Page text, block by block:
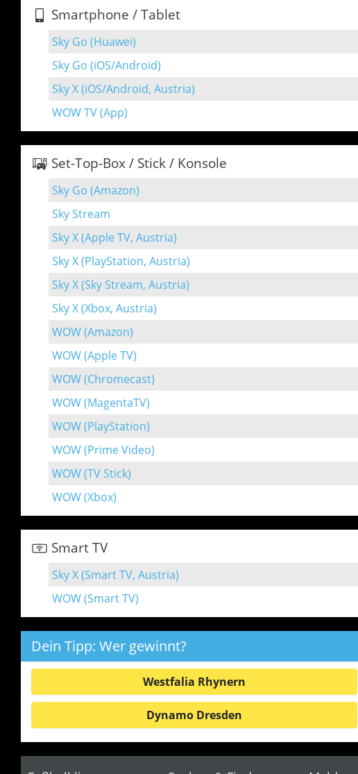
Smartphone / Tablet
Sky Go (Huawei)
Sky Go (iOS/Android)
Sky X (iOS/Android, Austria)
WOW TV (App)
Set-Top-Box / Stick / Konsole
Sky Go (Amazon)
Sky Stream
Sky X (Apple TV, Austria)
Sky X (PlayStation, Austria)
Sky X (Sky Stream, Austria)
Sky X (Xbox, Austria)
WOW (Amazon)
WOW (Apple TV)
WOW (Chromecast)
WOW (MagentaTV)
WOW (PlayStation)
WOW (Prime Video)
WOW (TV Stick)
WOW (Xbox)
Smart TV
Sky X (Smart TV, Austria)
WOW (Smart TV)
Dein Tipp: Wer gewinnt?
Westfalia Rhynern
Dynamo Dresden